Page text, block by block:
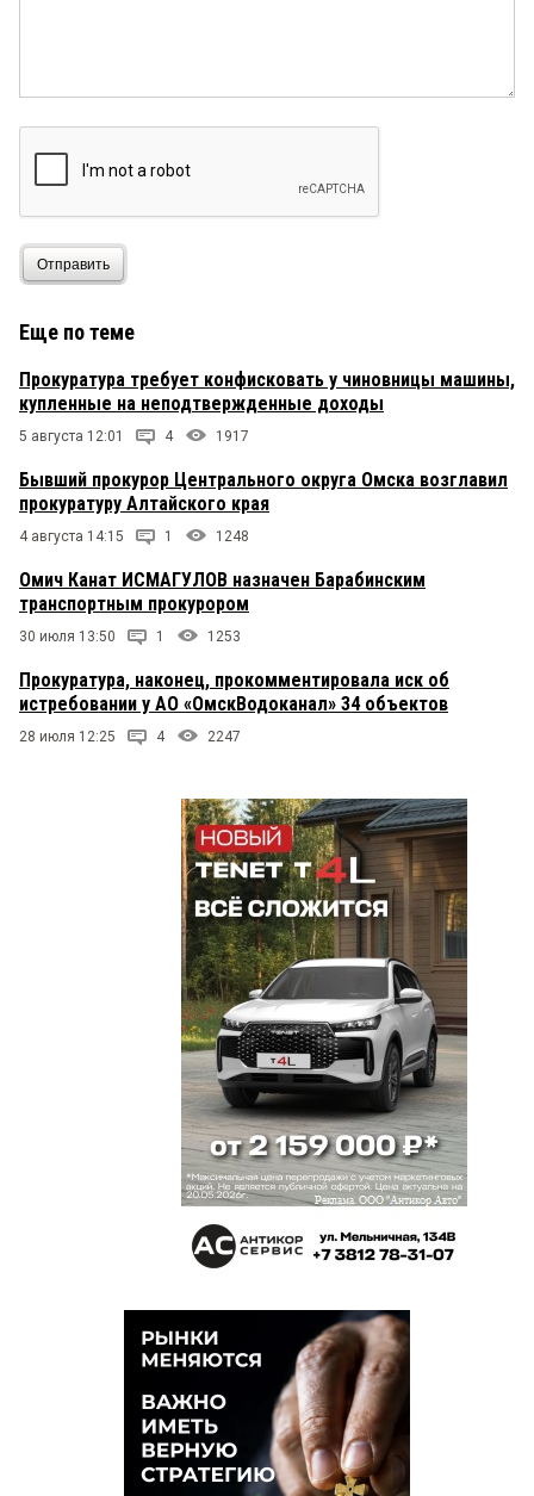
Отправить
Еще по теме
Прокуратура требует конфисковать у чиновницы машины,
купленные на неподтвержденные доходы
5 августа 12:01 4 1917
Бывший прокурор Центрального округа Омска возглавил
прокуратуру Алтайского края
4 августа 14:15 1 1248
Омич Канат ИСМАГУЛОВ назначен Барабинским
транспортным прокурором
30 июля 13:50 1 1253
Прокуратура, наконец, прокомментировала иск об
истребовании у АО «ОмскВодоканал» 34 объектов
28 июля 12:25 4 2247